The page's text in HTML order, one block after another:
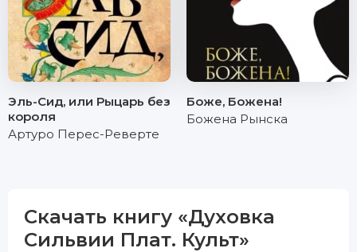
Эль-Сид, или Рыцарь без
короля
Артуро Перес-Реверте
Боже, Божена!
Божена Рынска
Скачать книгу «Духовка
Сильвии Плат. Культ»